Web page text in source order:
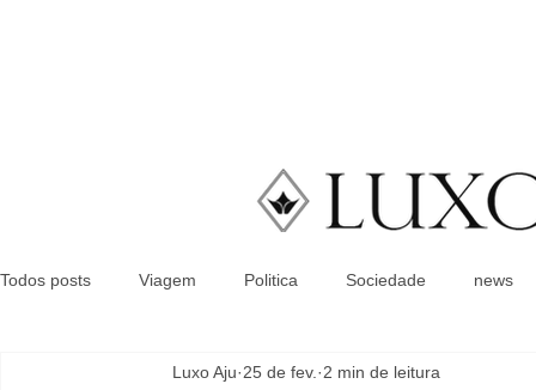
Todos posts Viagem Politica Sociedade news
Luxo Aju 25 de fev. 2 min de leitura